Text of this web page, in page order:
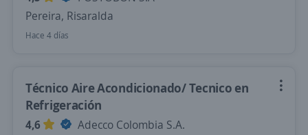
Pereira, Risaralda
Hace 4 días
Técnico Aire Acondicionado/ Tecnico en
Refrigeración
4,6
Adecco Colombia S.A.